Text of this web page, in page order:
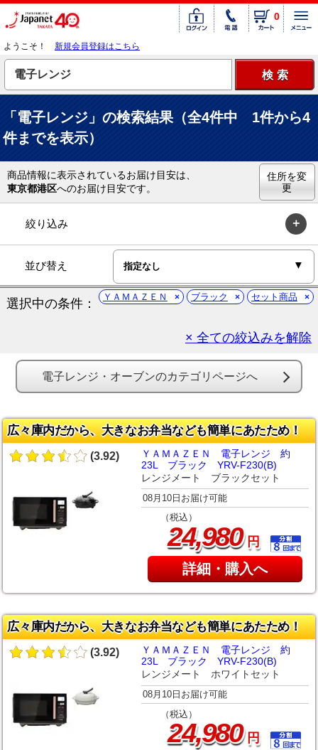
0
ようこそ！ 新規会員登録はこちら
「電子レンジ」の検索結果（全4件中 1件から4
件までを表示）
商品情報に表示されているお届け目安は、
東京都港区へのお届け目安です。
住所を変
更
絞り込み
並び替え
選択中の条件： ＹＡＭＡＺＥＮ ブラック セット商品
× 全ての絞込みを解除
電子レンジ・オーブンのカテゴリページへ
広々庫内だから、大きなお弁当なども簡単にあたため！
(3.92)
ＹＡＭＡＺＥＮ 電子レンジ 約
23L ブラック YRV-F230(B)
レンジメート ブラックセット
08月10日お届け可能
（税込）
24,980円
詳細・購入へ
広々庫内だから、大きなお弁当なども簡単にあたため！
(3.92)
ＹＡＭＡＺＥＮ 電子レンジ 約
23L ブラック YRV-F230(B)
レンジメート ホワイトセット
08月10日お届け可能
（税込）
24,980円